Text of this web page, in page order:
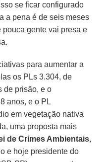
se ficar configurado
a pena é de seis meses
pouca gente vai presa e
para aumentar a
os PLs 3.304, de
de prisão, e o
anos, e o PL
em vegetação nativa
uma proposta mais
de Crimes Ambientais,
e hoje presidente do